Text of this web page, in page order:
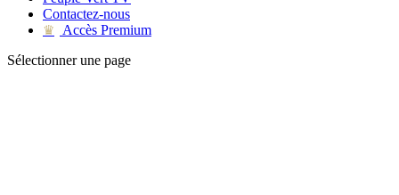
Contactez-nous
♛
Accès Premium
Sélectionner une page